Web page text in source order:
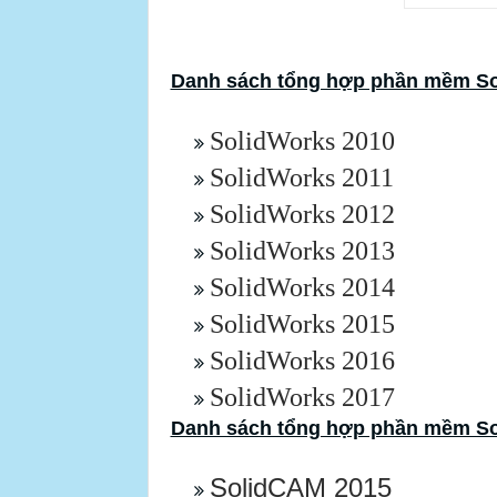
Danh sách tổng hợp phần mềm
SolidWorks 2010
SolidWorks 2011
SolidWorks 2012
SolidWorks 2013
SolidWorks 2014
SolidWorks 2015
SolidWorks 2016
SolidWorks 2017
Danh sách tổng hợp phần mềm
SolidCAM 2015